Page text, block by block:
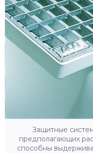
Защитные
предполагающих
способны